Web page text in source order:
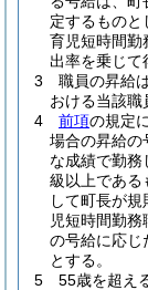
定するもの
育児短時間勤
出率を乗じて
3
職員の昇給
おける当該職
4
前項の規定
場合の昇給の
な成績で勤
級以上である
して町長が
児短時間勤
の号給に応じ
とする。
5
55歳を超え